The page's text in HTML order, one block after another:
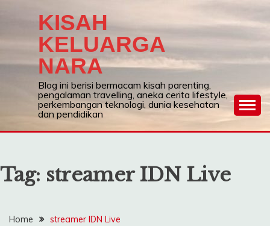
KISAH
KELUARGA
NARA
Blog ini berisi bermacam kisah parenting,
pengalaman travelling, aneka cerita lifestyle,
perkembangan teknologi, dunia kesehatan
dan pendidikan
Tag: streamer IDN Live
Home streamer IDN Live